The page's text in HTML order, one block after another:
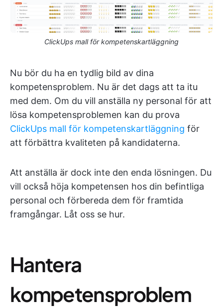
ClickUps mall för kompetenskartläggning
Nu bör du ha en tydlig bild av dina
kompetensproblem. Nu är det dags att ta itu
med dem. Om du vill anställa ny personal för att
lösa kompetensproblemen kan du prova
ClickUps mall för kompetenskartläggning för
att förbättra kvaliteten på kandidaterna.
Att anställa är dock inte den enda lösningen. Du
vill också höja kompetensen hos din befintliga
personal och förbereda dem för framtida
framgångar. Låt oss se hur.
Hantera
kompetensproblem